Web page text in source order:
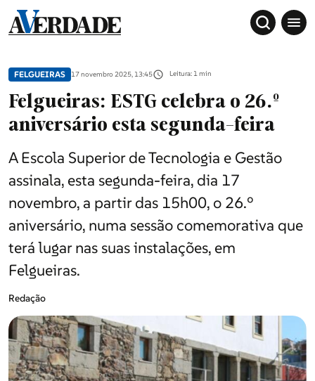
Sociedade
Douro, Tâmega e Sousa
Desporto
FELGUEIRAS 17 novembro 2025, 13:45 Leitura: 1 min
Felgueiras: ESTG celebra o 26.º
aniversário esta segunda-feira
A Escola Superior de Tecnologia e Gestão
assinala, esta segunda-feira, dia 17
novembro, a partir das 15h00, o 26.º
aniversário, numa sessão comemorativa que
terá lugar nas suas instalações, em
Felgueiras.
Redação